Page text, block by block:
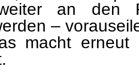
an den
–
macht erneut